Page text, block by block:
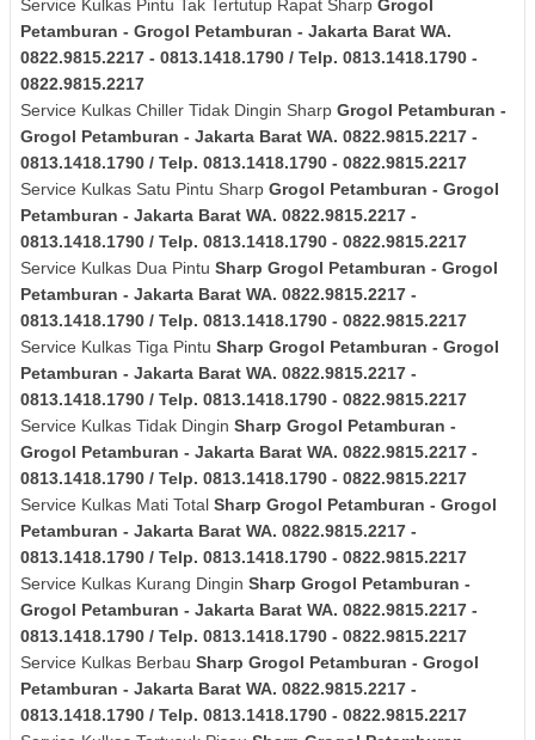
Service Kulkas Pintu Tak Tertutup Rapat Sharp Grogol
Petamburan - Grogol Petamburan - Jakarta Barat WA.
0822.9815.2217 - 0813.1418.1790 / Telp. 0813.1418.1790 -
0822.9815.2217
Service Kulkas Chiller Tidak Dingin Sharp Grogol Petamburan -
Grogol Petamburan - Jakarta Barat WA. 0822.9815.2217 -
0813.1418.1790 / Telp. 0813.1418.1790 - 0822.9815.2217
Service Kulkas Satu Pintu Sharp Grogol Petamburan - Grogol
Petamburan - Jakarta Barat WA. 0822.9815.2217 -
0813.1418.1790 / Telp. 0813.1418.1790 - 0822.9815.2217
Service Kulkas Dua Pintu Sharp Grogol Petamburan - Grogol
Petamburan - Jakarta Barat WA. 0822.9815.2217 -
0813.1418.1790 / Telp. 0813.1418.1790 - 0822.9815.2217
Service Kulkas Tiga Pintu Sharp Grogol Petamburan - Grogol
Petamburan - Jakarta Barat WA. 0822.9815.2217 -
0813.1418.1790 / Telp. 0813.1418.1790 - 0822.9815.2217
Service Kulkas Tidak Dingin Sharp Grogol Petamburan -
Grogol Petamburan - Jakarta Barat WA. 0822.9815.2217 -
0813.1418.1790 / Telp. 0813.1418.1790 - 0822.9815.2217
Service Kulkas Mati Total Sharp Grogol Petamburan - Grogol
Petamburan - Jakarta Barat WA. 0822.9815.2217 -
0813.1418.1790 / Telp. 0813.1418.1790 - 0822.9815.2217
Service Kulkas Kurang Dingin Sharp Grogol Petamburan -
Grogol Petamburan - Jakarta Barat WA. 0822.9815.2217 -
0813.1418.1790 / Telp. 0813.1418.1790 - 0822.9815.2217
Service Kulkas Berbau Sharp Grogol Petamburan - Grogol
Petamburan - Jakarta Barat WA. 0822.9815.2217 -
0813.1418.1790 / Telp. 0813.1418.1790 - 0822.9815.2217